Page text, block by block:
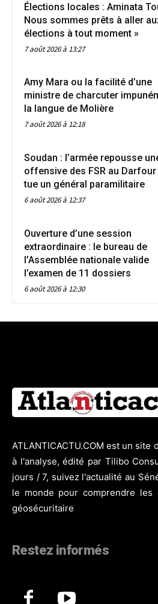
Élections locales : Aminata
Nous sommes prêts à aller
élections à tout moment »
7 août 2026 à 13:27
Amy Mara ou la facilité d’une
ministre de charcuter
la langue de Molière
7 août 2026 à 12:18
Soudan : l’armée repousse
offensive des FSR au Darfour
tue un général paramilitaire
6 août 2026 à 12:37
Ouverture d’une session
extraordinaire : le bureau de
l’Assemblée nationale valide
l’examen de 11 dossiers
6 août 2026 à 12:30
ATLANTICACTU.COM est un site
à l'analyse, édité par Tilibo
jours / 7, suivez l'actualité au
le monde pour comprendre les
géosécuritaire
Restez informés